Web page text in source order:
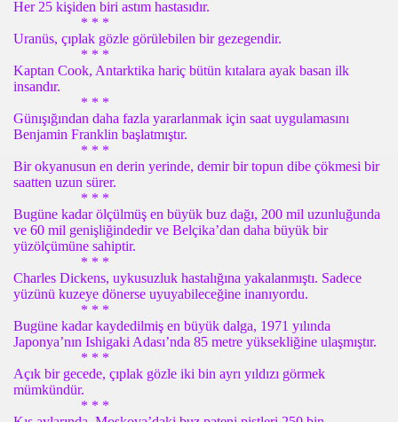
Her 25 kişiden biri astım hastasıdır.
* * *
Uranüs, çıplak gözle görülebilen bir gezegendir.
* * *
Kaptan Cook, Antarktika hariç bütün kıtalara ayak basan ilk
insandır.
* * *
Günışığından daha fazla yararlanmak için saat uygulamasını
Benjamin Franklin başlatmıştır.
* * *
Bir okyanusun en derin yerinde, demir bir topun dibe çökmesi bir
saatten uzun sürer.
* * *
Bugüne kadar ölçülmüş en büyük buz dağı, 200 mil uzunluğunda
ve 60 mil genişliğindedir ve Belçika’dan daha büyük bir
yüzölçümüne sahiptir.
* * *
Charles Dickens, uykusuzluk hastalığına yakalanmıştı. Sadece
yüzünü kuzeye dönerse uyuyabileceğine inanıyordu.
* * *
Bugüne kadar kaydedilmiş en büyük dalga, 1971 yılında
Japonya’nın Ishigaki Adası’nda 85 metre yüksekliğine ulaşmıştır.
* * *
Açık bir gecede, çıplak gözle iki bin ayrı yıldızı görmek
mümkündür.
* * *